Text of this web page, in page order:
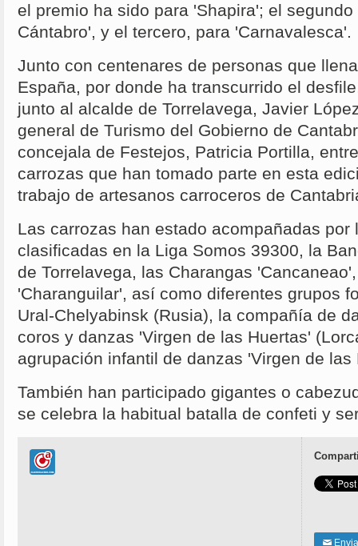
el premio ha sido para 'Shapira'; el
Cántabro', y el tercero, para 'Carnavalesca'.
Junto con centenares de personas que
España, por donde ha transcurrido el
junto al alcalde de Torrelavega, Javier
general de Turismo del Gobierno de
concejala de Festejos, Patricia Portilla,
carrozas que han tomado parte en esta
trabajo de artesanos carroceros de
Las carrozas han estado acompañadas
clasificadas en la Liga Somos 39300, la
de Torrelavega, las Charangas
'Charanguilar', así como diferentes grupos
Ural-Chelyabinsk (Rusia), la compañía de
coros y danzas 'Virgen de las Huertas'
agrupación infantil de danzas 'Virgen de
También han participado gigantes o
se celebra la habitual batalla de confeti y
✉